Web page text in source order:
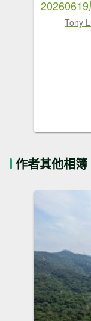
Tony
作者其他相簿